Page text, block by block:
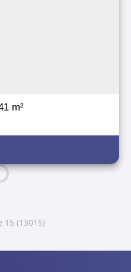
m²
15 (13015)